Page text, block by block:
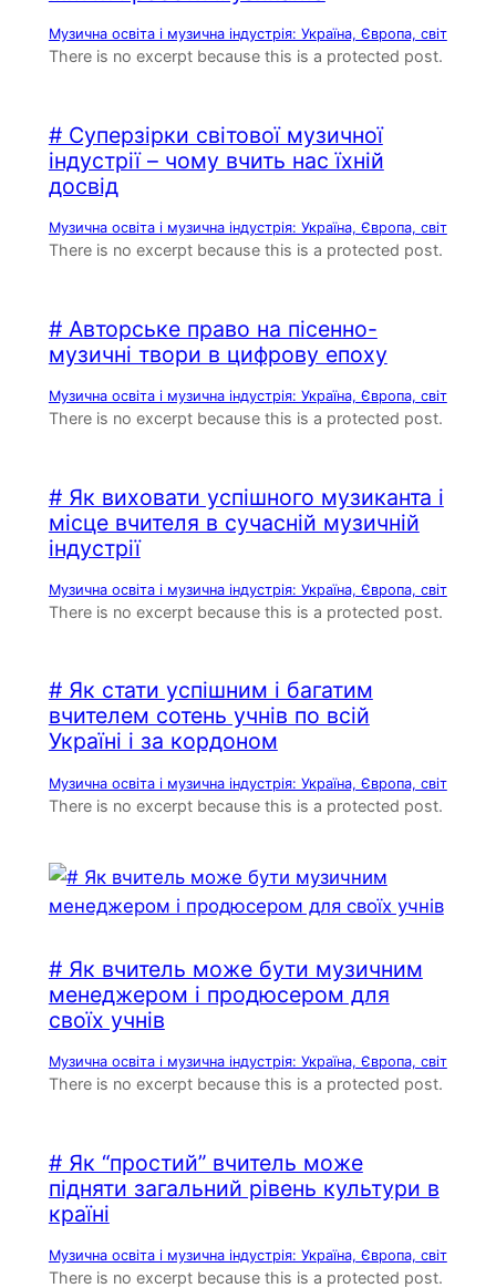
Музична освіта і музична індустрія: Україна, Європа, світ
There is no excerpt because this is a protected post.
# Суперзірки світової музичної
індустрії – чому вчить нас їхній
досвід
Музична освіта і музична індустрія: Україна, Європа, світ
There is no excerpt because this is a protected post.
# Авторське право на пісенно-
музичні твори в цифрову епоху
Музична освіта і музична індустрія: Україна, Європа, світ
There is no excerpt because this is a protected post.
# Як виховати успішного музиканта і
місце вчителя в сучасній музичній
індустрії
Музична освіта і музична індустрія: Україна, Європа, світ
There is no excerpt because this is a protected post.
# Як стати успішним і багатим
вчителем сотень учнів по всій
Україні і за кордоном
Музична освіта і музична індустрія: Україна, Європа, світ
There is no excerpt because this is a protected post.
# Як вчитель може бути музичним
менеджером і продюсером для
своїх учнів
Музична освіта і музична індустрія: Україна, Європа, світ
There is no excerpt because this is a protected post.
# Як “простий” вчитель може
підняти загальний рівень культури в
країні
Музична освіта і музична індустрія: Україна, Європа, світ
There is no excerpt because this is a protected post.